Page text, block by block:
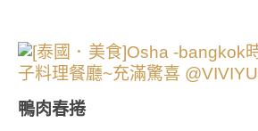
鴨肉春捲